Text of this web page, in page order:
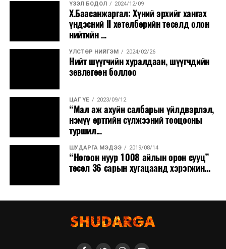
ҮЗЭЛ БОДОЛ 2024/12/09
Х.Баасанжаргал: Хүний эрхийг хангах
үндэсний II хөтөлбөрийн төсөлд олон
нийтийн ...
УЛСТӨР НИЙГЭМ 2024/02/26
Нийт шүүгчийн хуралдаан, шүүгчдийн
зөвлөгөөн боллоо
ЦАГ ҮЕ 2023/09/12
“Мал аж ахуйн салбарын үйлдвэрлэл,
нэмүү өртгийн сүлжээний тооцооны
туршил...
ШУДАРГА МЭДЭЭ 2019/08/14
“Ногоон нуур 1008 айлын орон сууц”
төсөл 36 сарын хугацаанд хэрэгжин...